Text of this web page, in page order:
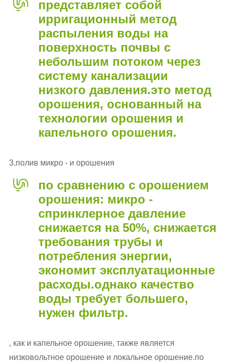
представляет собой
ирригационный метод
распыления воды на
поверхность почвы с
небольшим потоком через
систему канализации
низкого давления.это метод
орошения, основанный на
технологии орошения и
капельного орошения.
3.полив микро - и орошения
по сравнению с орошением
орошения: микро -
спринклерное давление
снижается на 50%, снижается
требования трубы и
потребления энергии,
экономит эксплуатационные
расходы.однако качество
воды требует большего,
нужен фильтр.
, как и капельное орошение, также является
низковольтное орошение и локальное орошение.по